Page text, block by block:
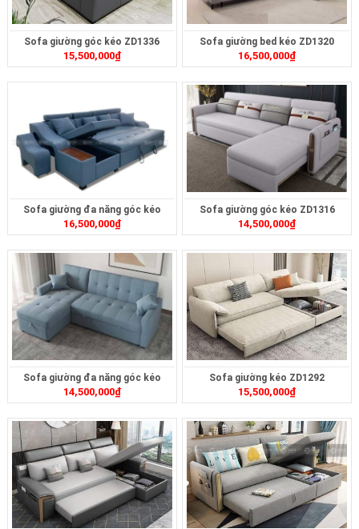
Sofa giường góc kéo ZD1336
15,500,000₫
Sofa giường bed kéo ZD1320
16,500,000₫
Sofa giường đa năng góc kéo
ZD1335
16,500,000₫
Sofa giường góc kéo ZD1316
14,500,000₫
Sofa giường đa năng góc kéo
ZD1314
14,500,000₫
Sofa giường kéo ZD1292
15,500,000₫